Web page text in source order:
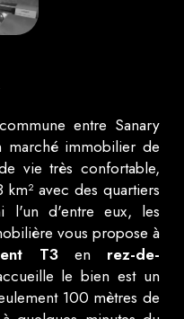
entre Sanary
marché immobilier de
vie très confortable,
avec des quartiers
l'un d'entre eux, les
vous propose à
T3 en rez-de-
le bien est un
100 mètres de